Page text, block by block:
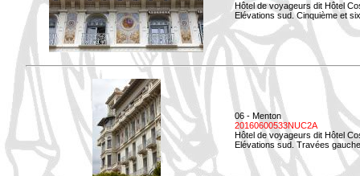
Hôtel de voyageurs dit Hôtel
Elévations sud. Cinquième et
06 - Menton
20160600533NUC2A
Hôtel de voyageurs dit Hôtel
Elévations sud. Travées